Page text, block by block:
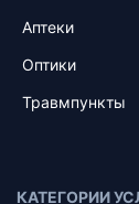
Аптеки
Оптики
Травмпункты
КАТЕГОРИИ